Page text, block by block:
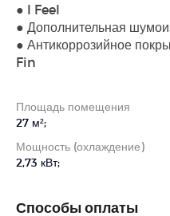
● I Feel
● Дополнительная
● Антикоррозийное
Fin
Площадь помещения
27 м²;
Мощность (охлаждение)
2,73 кВт;
Способы оплаты